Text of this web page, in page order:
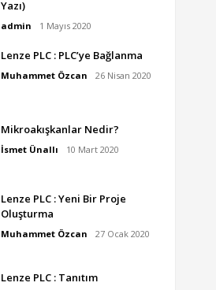
Yazı)
admin 1 Mayıs 2020
Lenze PLC : PLC’ye Bağlanma
Muhammet Özcan 26 Nisan 2020
Mikroakışkanlar Nedir?
İsmet Ünallı 10 Mart 2020
Lenze PLC : Yeni Bir Proje
Oluşturma
Muhammet Özcan 27 Ocak 2020
Lenze PLC : Tanıtım